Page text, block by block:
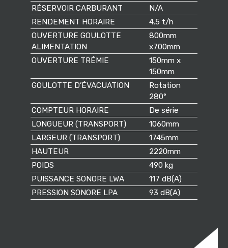
RÉSERVOIR CARBURANT
N/A
RENDEMENT HORAIRE
4.5 t/h
OUVERTURE GOULOTTE
ALIMENTATION
800mm
x700mm
OUVERTURE TRÉMIE
150mm x
150mm
GOULOTTE D’ÉVACUATION
Rotation
280°
COMPTEUR HORAIRE
De série
LONGUEUR (TRANSPORT)
1060mm
LARGEUR (TRANSPORT)
1745mm
HAUTEUR
2220mm
POIDS
490 kg
PUISSANCE SONORE LWA
117 dB(A)
PRESSION SONORE LPA
93 dB(A)